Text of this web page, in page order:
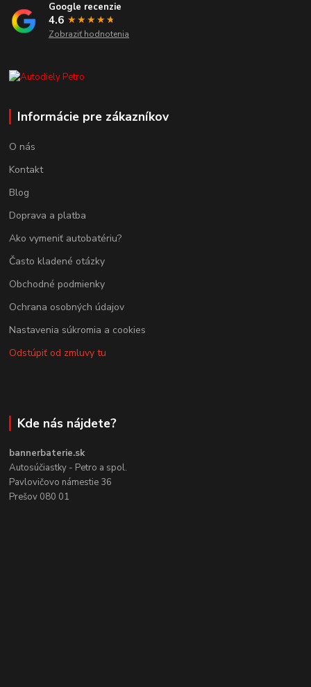
Google recenzie
4.6 ★★★★★
★
Zobraziť hodnotenia
Informácie pre zákazníkov
O nás
Kontakt
Blog
Doprava a platba
Ako vymeniť autobatériu?
Často kladené otázky
Obchodné podmienky
Ochrana osobných údajov
Nastavenia súkromia a cookies
Odstúpiť od zmluvy tu
Kde nás nájdete?
bannerbaterie.sk
Autosúčiastky - Petro a spol.
Pavlovičovo námestie 36
Prešov 080 01